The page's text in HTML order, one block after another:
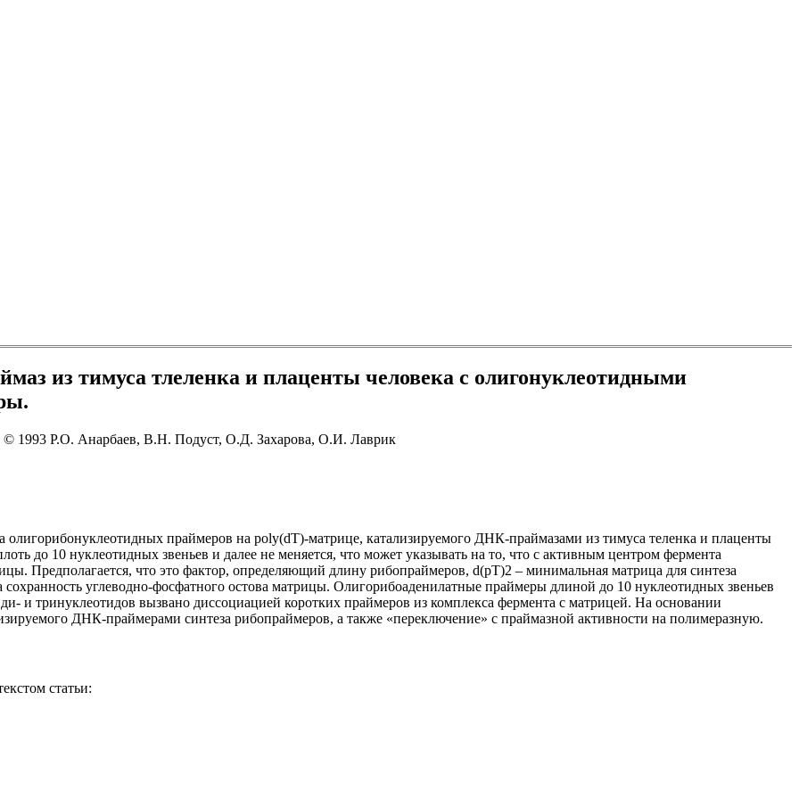
из тимуса тлеленка и плаценты человека с олигонуклеотидными
© 1993 Р.О. Анарбаев, В.Н. Подуст, О.Д. Захарова, О.И. Лаврик
олигорибонуклеотидных праймеров на роlу(dТ)-матрице, катализируемого ДНК-праймазами из тимуса теленка и плаценты
до 10 нуклеотидных звеньев и далее не меняется, что может указывать на то, что с активным центром фермента
Предполагается, что это фактор, определяющий длину рибопраймеров, d(pT)2 – минимальная матрица для синтеза
углеводно-фосфатного остова матрицы. Олигорибоаденилатные праймеры длиной до 10 нуклеотидных звеньев
и тринуклеотидов вызвано диссоциацией коротких праймеров из комплекса фермента с матрицей. На основании
ДНК-праймерами синтеза рибопраймеров, а также «переключение» с праймазной активности на полимеразную.
статьи: